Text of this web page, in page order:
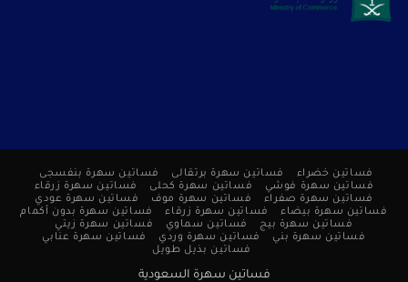
فساتين خضراء فساتين سهرة برتقالى
فساتين سهرة بنفسجى
فساتين سهرة فوشي
فساتين سهرة كحلى
فساتين سهرة زرقاء
فساتين سهرة صفراء
فساتين سهرة موف
فساتين سهرة عودي
فساتين سهرة بيضاء
فساتين سهرة زرقاء
فساتين سهرة بدون أكمام
فساتين سهرة بيج
فساتين سماوي
فساتين سهرة زيتي
فساتين سهرة بني
فساتين سهرة وردي
فساتين سهرة عنابي
فساتين بذيل طويل
فساتين سهرة السعودية